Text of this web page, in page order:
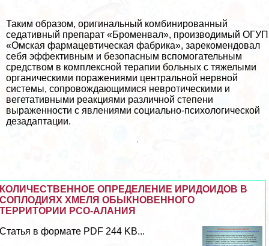
Таким образом, оригинальный комбинированный
седативный препарат «Броменвал», производимый ОГУП
«Омская фармацевтическая фабрика», зарекомендовал
себя эффективным и безопасным вспомогательным
средством в комплексной терапии больных с тяжелыми
органическими поражениями центральной нервной
системы, сопровождающимися невротическими и
вегетативными реакциями различной степени
выраженности с явлениями социально-психологической
дезадаптации.
КОЛИЧЕСТВЕННОЕ ОПРЕДЕЛЕНИЕ ИРИДОИДОВ В
СОПЛОДИЯХ ХМЕЛЯ ОБЫКНОВЕННОГО
ТЕРРИТОРИИ РСО-АЛАНИЯ
Статья в формате PDF 244 KB...